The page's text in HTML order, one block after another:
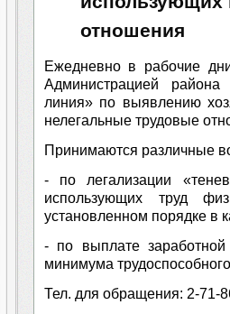
отношения
Ежедневно в рабочие
Администрацией района
линия» по выявлению
нелегальные трудовые
Принимаются различные
- по легализации
использующих труд
установленном порядке в
- по выплате
минимума
Тел. для обращения: 2-71-